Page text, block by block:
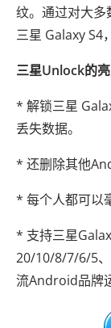
纹。通过对大多
三星 Galaxy S4
三星Unlock的亮
* 解锁三星
丢失数据。
* 还删除其他
* 每个人都可以
* 支持三星
20/10/8/7/6/5、
流Android品牌